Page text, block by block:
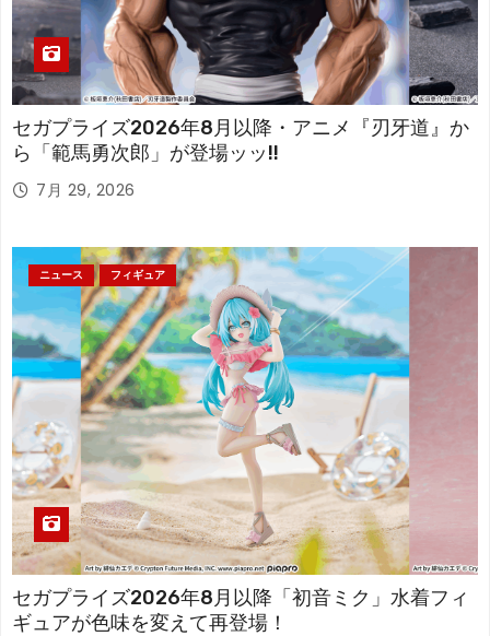
セガプライズ2026年8月以降・アニメ『刃牙道』か
ら「範馬勇次郎」が登場ッッ!!
7月 29, 2026
ニュース フィギュア
セガプライズ2026年8月以降「初音ミク」水着フィ
ギュアが色味を変えて再登場！